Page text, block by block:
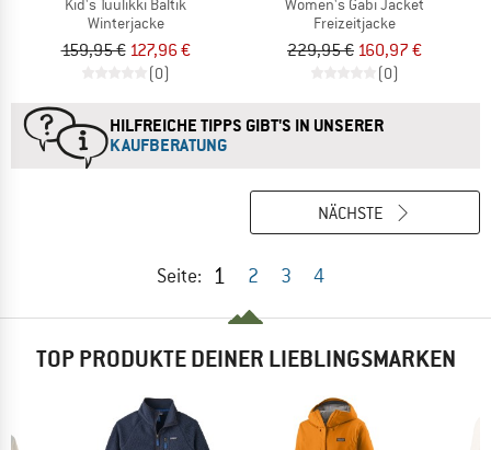
Kid's Tuulikki Baltik
Winterjacke
159,95 € 127,96 €
(0)
Women's Gabi Jacket
Freizeitjacke
229,95 € 160,97 €
(0)
HILFREICHE TIPPS GIBT'S IN UNSERER
KAUFBERATUNG
Seite: 1 2 3 4
NÄCHSTE
TOP PRODUKTE DEINER LIEBLINGSMARKEN